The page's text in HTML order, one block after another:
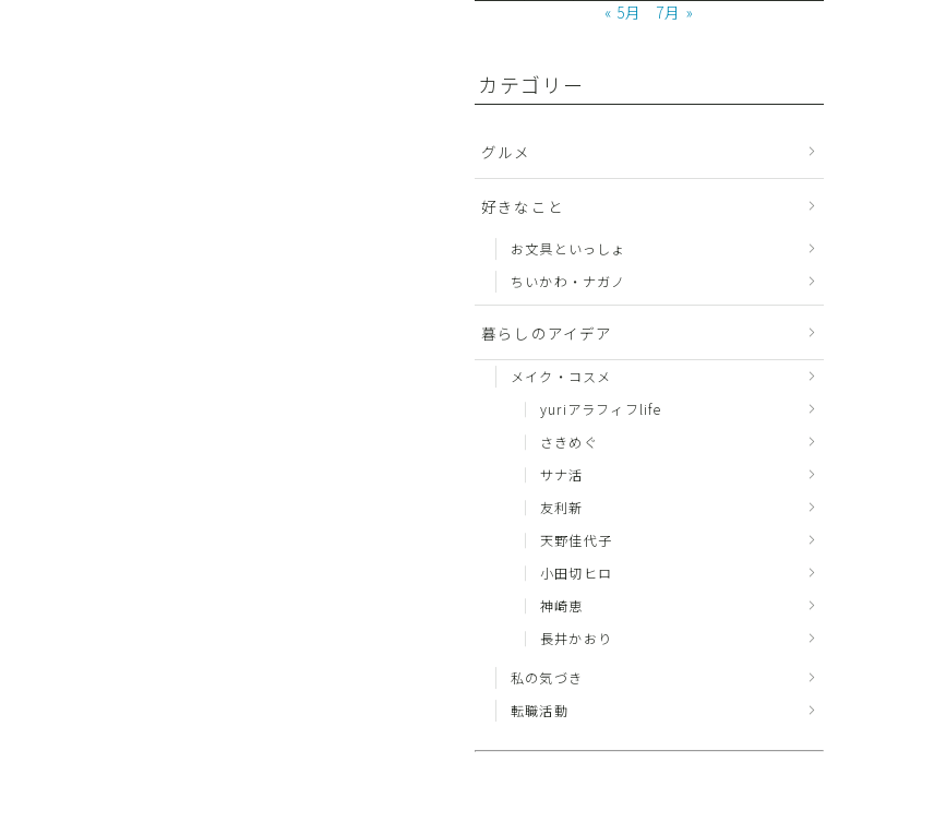
« 5月
7月 »
カテゴリー
グルメ
好きなこと
お文具といっしょ
ちいかわ・ナガノ
暮らしのアイデア
メイク・コスメ
yuriアラフィフlife
さきめぐ
サナ活
友利新
天野佳代子
小田切ヒロ
神崎恵
長井かおり
私の気づき
転職活動